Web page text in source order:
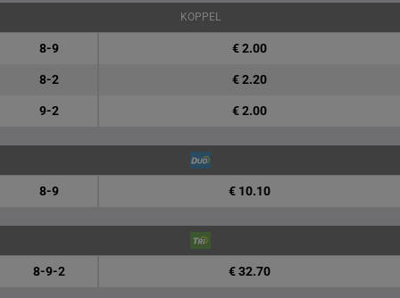
KOPPEL
8-9 € 2.00
8-2 € 2.20
9-2 € 2.00
8-9 € 10.10
8-9-2 € 32.70